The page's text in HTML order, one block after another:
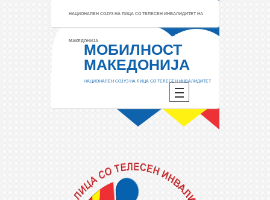
НАЦИОНАЛЕН СОЈУЗ НА ЛИЦА СО ТЕЛЕСЕН ИНВАЛИДИТЕТ НА
МАКЕДОНИЈА
МОБИЛНОСТ
МАКЕДОНИЈА
НАЦИОНАЛЕН СОЈУЗ НА ЛИЦА СО ТЕЛЕСЕН ИНВАЛИДИТЕТ